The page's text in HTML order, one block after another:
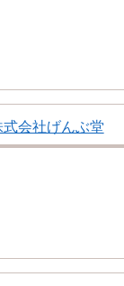
式会社げんぶ堂